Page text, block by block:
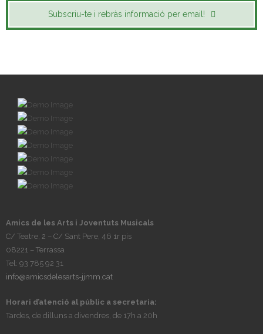
Subscriu-te i rebràs informació per email!
Amics de les Arts i Joventuts Musicals
C/ Teatre, 2 – C/ Sant Pere, 46 1r pis
08221 – Terrassa
Tel: 93 785 92 31
info@amicsdelesarts-jjmm.cat
Horari d’atenció al públic a secretaria:
Tardes, de dilluns a divendres, de 17h a 20h